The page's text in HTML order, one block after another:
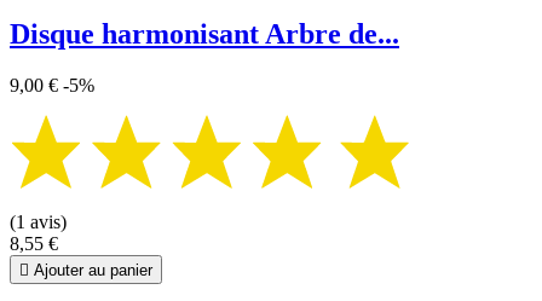
Disque harmonisant Arbre de...
9,00 € -5%
(1 avis)
8,55 €
 Ajouter au panier